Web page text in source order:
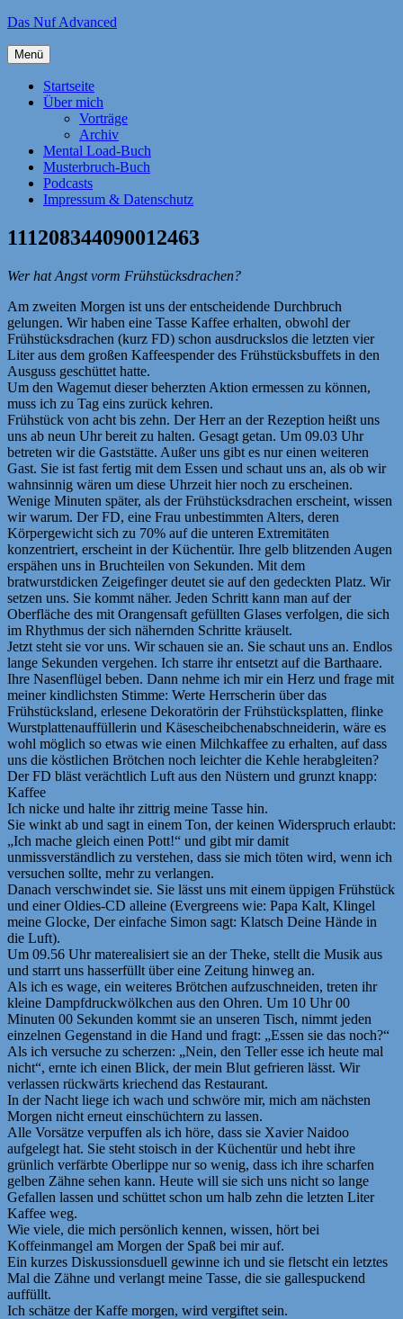
Zum
springen
Das Nuf Advanced
Menü
Startseite
Über mich
Vorträge
Archiv
Mental Load-Buch
Musterbruch-Buch
Podcasts
Impressum & Datenschutz
111208344090012463
Wer hat Angst vorm Frühstücksdrachen?
Am zweiten Morgen ist uns der entscheidende Durchbruch
gelungen. Wir haben eine Tasse Kaffee erhalten, obwohl der
Frühstücksdrachen (kurz FD) schon ausdruckslos die letzten vier
Liter aus dem großen Kaffeespender des Frühstücksbuffets in den
Ausguss geschüttet hatte.
Um den Wagemut dieser beherzten Aktion ermessen zu können,
muss ich zu Tag eins zurück kehren.
Frühstück von acht bis zehn. Der Herr an der Rezeption heißt uns
uns ab neun Uhr bereit zu halten. Gesagt getan. Um 09.03 Uhr
betreten wir die Gaststätte. Außer uns gibt es nur einen weiteren
Gast. Sie ist fast fertig mit dem Essen und schaut uns an, als ob wir
wahnsinnig wären um diese Uhrzeit hier noch zu erscheinen.
Wenige Minuten später, als der Frühstücksdrachen erscheint, wissen
wir warum. Der FD, eine Frau unbestimmten Alters, deren
Körpergewicht sich zu 70% auf die unteren Extremitäten
konzentriert, erscheint in der Küchentür. Ihre gelb blitzenden Augen
erspähen uns in Bruchteilen von Sekunden. Mit dem
bratwurstdicken Zeigefinger deutet sie auf den gedeckten Platz. Wir
setzen uns. Sie kommt näher. Jeden Schritt kann man auf der
Oberfläche des mit Orangensaft gefüllten Glases verfolgen, die sich
im Rhythmus der sich nähernden Schritte kräuselt.
Jetzt steht sie vor uns. Wir schauen sie an. Sie schaut uns an. Endlos
lange Sekunden vergehen. Ich starre ihr entsetzt auf die Barthaare.
Ihre Nasenflügel beben. Dann nehme ich mir ein Herz und frage mit
meiner kindlichsten Stimme: Werte Herrscherin über das
Frühstücksland, erlesene Dekoratörin der Frühstücksplatten, flinke
Wurstplattenauffüllerin und Käsescheibchenabschneiderin, wäre es
wohl möglich so etwas wie einen Milchkaffee zu erhalten, auf dass
uns die köstlichen Brötchen noch leichter die Kehle herabgleiten?
Der FD bläst verächtlich Luft aus den Nüstern und grunzt knapp:
Kaffee
Ich nicke und halte ihr zittrig meine Tasse hin.
Sie winkt ab und sagt in einem Ton, der keinen Widerspruch erlaubt:
„Ich mache gleich einen Pott!“ und gibt mir damit
unmissverständlich zu verstehen, dass sie mich töten wird, wenn ich
versuchen sollte, mehr zu verlangen.
Danach verschwindet sie. Sie lässt uns mit einem üppigen Frühstück
und einer Oldies-CD alleine (Evergreens wie: Papa Kalt, Klingel
meine Glocke, Der einfache Simon sagt: Klatsch Deine Hände in
die Luft).
Um 09.56 Uhr materealisiert sie an der Theke, stellt die Musik aus
und starrt uns hasserfüllt über eine Zeitung hinweg an.
Als ich es wage, ein weiteres Brötchen aufzuschneiden, treten ihr
kleine Dampfdruckwölkchen aus den Ohren. Um 10 Uhr 00
Minuten 00 Sekunden kommt sie an unseren Tisch, nimmt jeden
einzelnen Gegenstand in die Hand und fragt: „Essen sie das noch?“
Als ich versuche zu scherzen: „Nein, den Teller esse ich heute mal
nicht“, ernte ich einen Blick, der mein Blut gefrieren lässt. Wir
verlassen rückwärts kriechend das Restaurant.
In der Nacht liege ich wach und schwöre mir, mich am nächsten
Morgen nicht erneut einschüchtern zu lassen.
Alle Vorsätze verpuffen als ich höre, dass sie Xavier Naidoo
aufgelegt hat. Sie steht stoisch in der Küchentür und hebt ihre
grünlich verfärbte Oberlippe nur so wenig, dass ich ihre scharfen
gelben Zähne sehen kann. Heute will sie sich uns nicht so lange
Gefallen lassen und schüttet schon um halb zehn die letzten Liter
Kaffee weg.
Wie viele, die mich persönlich kennen, wissen, hört bei
Koffeinmangel am Morgen der Spaß bei mir auf.
Ein kurzes Diskussionsduell gewinne ich und sie fletscht ein letztes
Mal die Zähne und verlangt meine Tasse, die sie gallespuckend
auffüllt.
Ich schätze der Kaffe morgen, wird vergiftet sein.